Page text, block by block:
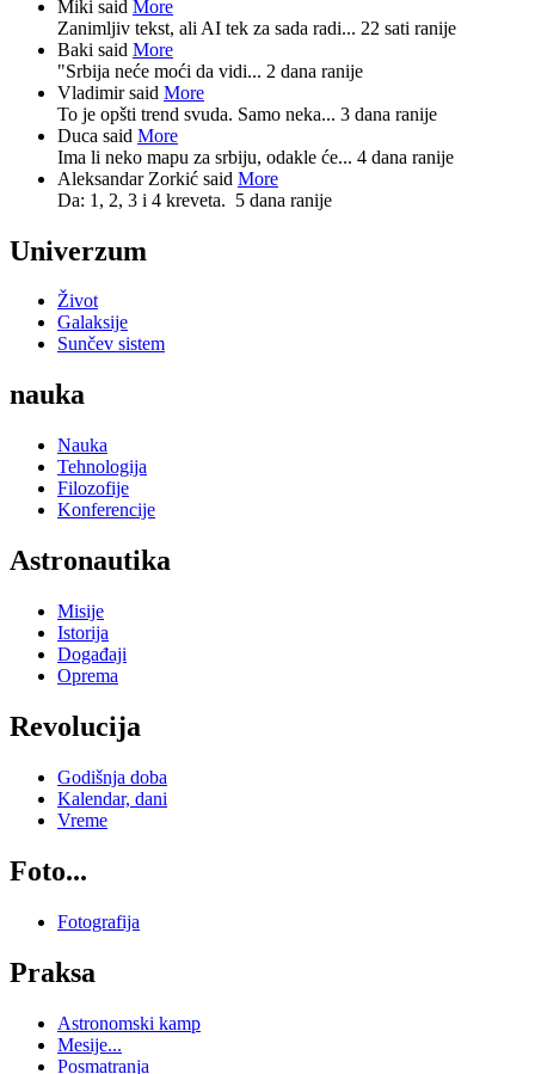
Miki said More
Zanimljiv tekst, ali AI tek za sada radi... 22 sati ranije
Baki said More
"Srbija neće moći da vidi... 2 dana ranije
Vladimir said More
To je opšti trend svuda. Samo neka... 3 dana ranije
Duca said More
Ima li neko mapu za srbiju, odakle će... 4 dana ranije
Aleksandar Zorkić said More
Da: 1, 2, 3 i 4 kreveta. 5 dana ranije
Univerzum
Život
Galaksije
Sunčev sistem
nauka
Nauka
Tehnologija
Filozofije
Konferencije
Astronautika
Misije
Istorija
Događaji
Oprema
Revolucija
Godišnja doba
Kalendar, dani
Vreme
Foto...
Fotografija
Praksa
Astronomski kamp
Mesije...
Posmatranja